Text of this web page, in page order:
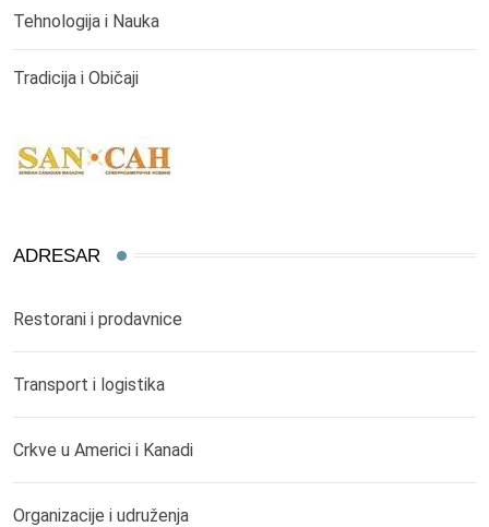
Tehnologija i Nauka
Tradicija i Običaji
ADRESAR
Restorani i prodavnice
Transport i logistika
Crkve u Americi i Kanadi
Organizacije i udruženja